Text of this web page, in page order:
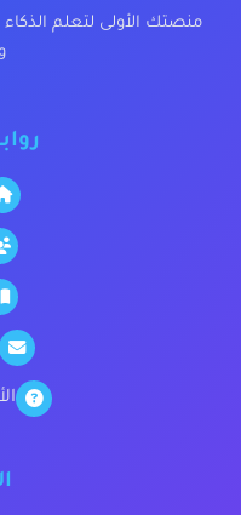
منصتك الأولى لتعلم الذكاء